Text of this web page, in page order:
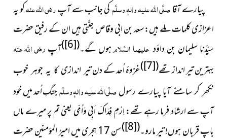
پیارے آقاصلَّی اللہ علیہ واٰلہٖ وسلَّمکی جانب سے آپرضی اللہ عنہکو یہ
اعزازی کلمات ملے ہیں:سعد بن ابی وقاصجنّتی ہیں ان کے رفیق حضرت
سیِّدُنا سلیمان بن داؤد علیہما السَّلامہوں گے۔(
[6]
)آپرضی اللہ عنہ
بہترین تیر انداز تھے(
[7]
)غزوۂ اُحد کے دنتیر اندازی کا یہ جوہر خوب
نکھر کر سامنے آیا پیارے رسولصلَّی اللہ علیہ واٰلہٖ وسلَّمجنگِ اُحد میں خود
آپ سے ارشاد فرما رہے تھے: اِرْمِ فِدَاکَ اَبِی وَاُمِّی یعنی تم پر میرے ماں
باپ قربان ہوں! تیر مارو۔(
[8]
)
سن 17 ہجری میں امیرُ المؤمنین حضرت